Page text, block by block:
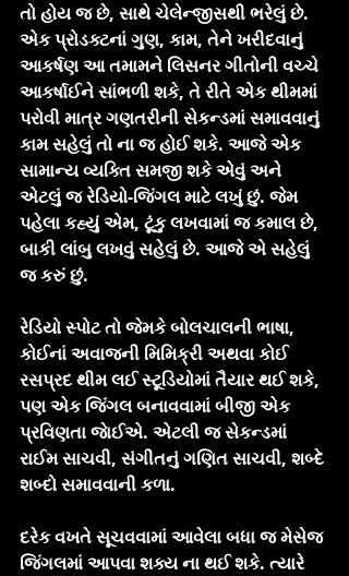
તો હોય જ છે, સાથે ચેલેન્જીસથી ભરેલું છે.
એક પ્રોડક્ટનાં ગુણ, કામ, તેને ખરીદવાનું
આકર્ષણ આ તમામને લિસનર ગીતોની વચ્ચે
આકર્ષાઈને સાંભળી શકે, તે રીતે એક થીમમાં
પરોવી માત્ર ગણતરીની સેકન્ડમાં સમાવવાનું
કામ સહેલું તો ના જ હોઈ શકે. આજે એક
સામાન્ય વ્યક્તિ સમજી શકે એવું અને
એટલું જ રેડિયો-જિંગલ માટે લખું છું. જેમ
પહેલા કહ્યું એમ, ટૂંકુ લખવામાં જ કમાલ છે,
બાકી લાંબુ લખવું સહેલું છે. આજે એ સહેલું
જ કરું છું.
રેડિયો સ્પોટ તો જેમકે બોલચાલની ભાષા,
કોઈનાં અવાજની મિમિક્રી અથવા કોઈ
રસપ્રદ થીમ લઈ સ્ટૂડિયોમાં તૈયાર થઈ શકે,
પણ એક જિંગલ બનાવવામાં બીજી એક
પ્રવિણતા જાેઈએ. એટલી જ સેકન્ડમાં
રાઈમ સાચવી, સંગીતનું ગણિત સાચવી, શબ્દે
શબ્દો સમાવવાની કળા.
દરેક વખતે સૂચવવામાં આવેલા બધા જ મેસેજ
જિંગલમાં આપવા શક્ય ના થઈ શકે. ત્યારે